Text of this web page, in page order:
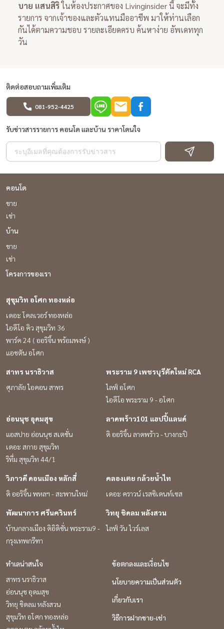
บาย แสนสิริในห้องประกาศของ Livinginsider นี้ จะมีทั้ง
รายการ จากเจ้าของและตัวแทนมืออาชีพ มาให้ท่านเลือก
กันได้ตามความชอบ รายละเอียดครบ ค้นหาง่าย อัพเดททุก
วัน
ติดต่อสอบถามเพิ่มเติม
081-952-4425
รับข่าวสารรายการ คอนโด และบ้าน ราคาโดนใจ
คอนโด
ขาย
เช่า
บ้าน
ขาย
เช่า
โครงการของเรา
สุขุมวิท อโศก ทองหล่อ
เดอะ โคลเวอร์ ทองหล่อ
ไอดีโอ คิว สุขุมวิท 36
พาร์ค 24 ( ออริจิ้น พร้อมพงษ์ )
แอชตัน อโศก
สาทร นราธิวาส
ศุภาลัย ไอคอน สาทร
พระราม 9 เพชรบุรีตัดใหม่ RCA
ไลฟ์ อโศก
ไอดีโอ พระราม 9 - อโศก
อ่อนนุช อุดมสุข
แอสปาย อ่อนนุช สเตชั่น
เดอะ สกาย สุขุมวิท
ริทึ่ม สุขุมวิท 44/1
ลาดพร้าว101 แฮปปี้แลนด์
ดิ ออริจิ้น ลาดพร้าว - บางกะปิ
วิภาวดี ดอนเมือง หลักสี่
ดิ ออริจิ้น พหลฯ - สะพานใหม่
คลองเตย กล้วยน้ำไท
เดอะ คราวน์ เรสซิเดนท์เซส
พัฒนาการ ศรีนครินทร์
บ้านกลางเมือง ดิอิดิชั่น พระราม9 -
กรุงเทพกรีฑา
วิทยุ ชิดลม หลังสวน
ไลฟ์ วัน ไวร์เลส
ทำเลน่าสนใจ
สาทร นราธิวาส
อ่อนนุช อุดมสุข
วิทยุ ชิดลม หลังสวน
สุขุมวิท อโศก ทองหล่อ
ข้อตกลงและเงื่อนไข
นโยบายความเป็นส่วนตัว
เกี่ยวกับเรา
วิธีการฝากขาย-เช่า